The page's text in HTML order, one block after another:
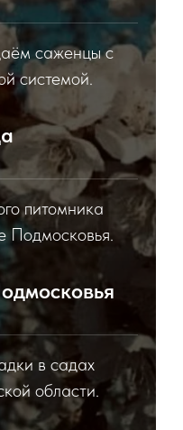
саженцы с
системой.
питомника
Подмосковья.
в садах
области.